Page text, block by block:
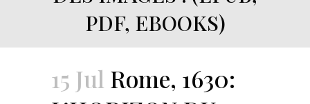
PDF, EBOOKS)
15 Jul Rome, 1630: